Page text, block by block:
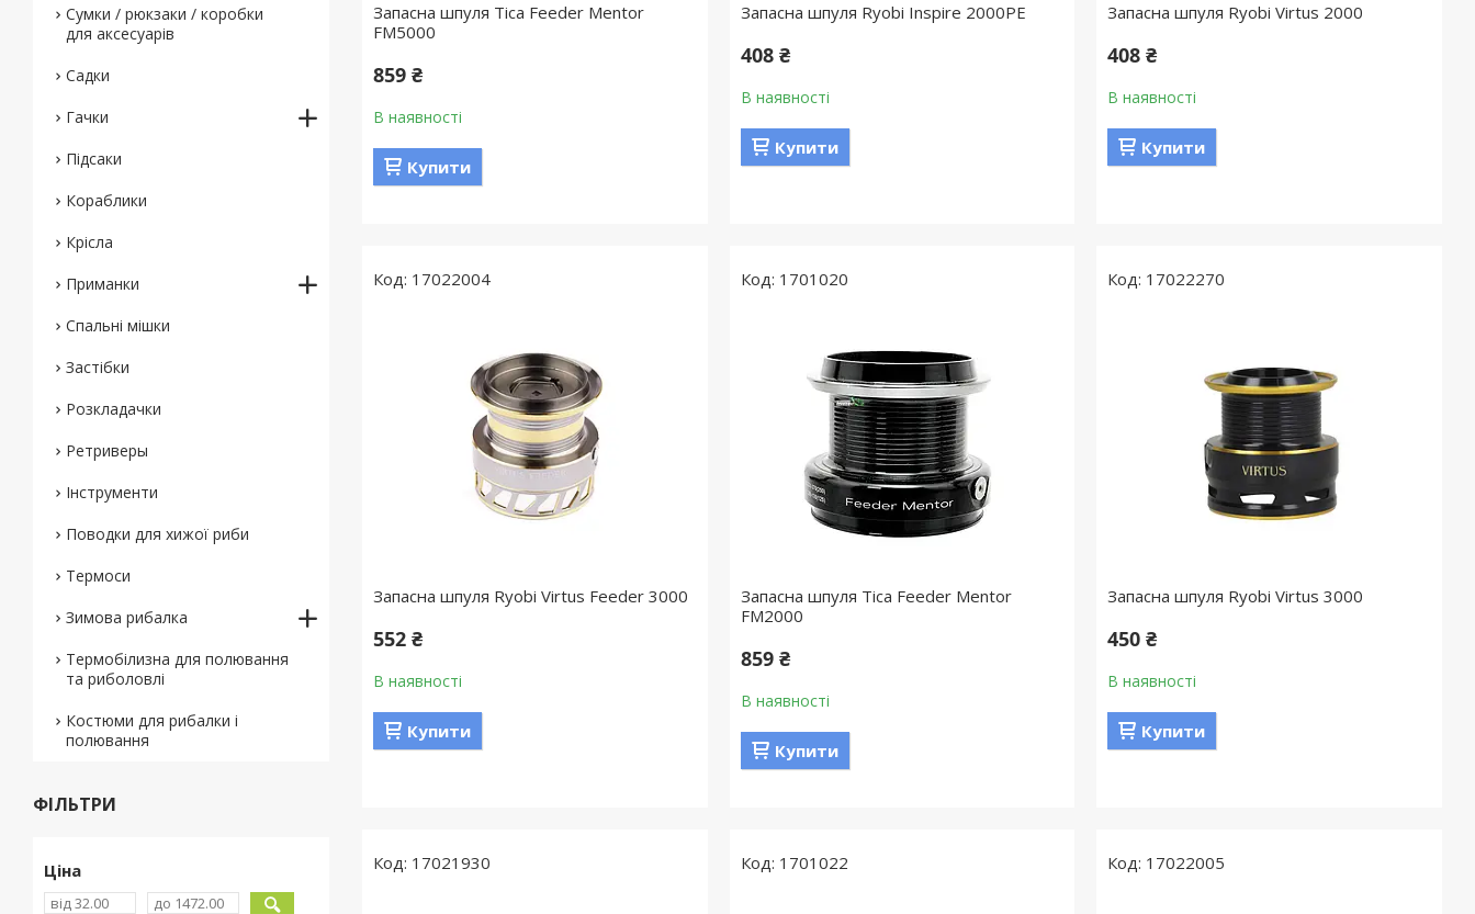
Запасна шпуля Tica Feeder Mentor
FM5000
859 ₴
В наявності
Купити
Запасна шпуля Ryobi Inspire 2000PE
408 ₴
В наявності
Купити
Запасна шпуля Ryobi Virtus 2000
408 ₴
В наявності
Купити
17022004
Запасна шпуля Ryobi Virtus Feeder 3000
552 ₴
В наявності
Купити
1701020
Запасна шпуля Tica Feeder Mentor
FM2000
859 ₴
В наявності
Купити
17022270
Запасна шпуля Ryobi Virtus 3000
450 ₴
В наявності
Купити
17021930 1701022 17022005
Сумки / рюкзаки / коробки
для аксесуарів
Садки
Гачки
Підсаки
Кораблики
Крісла
Приманки
Спальні мішки
Застібки
Розкладачки
Ретриверы
Інструменти
Поводки для хижої риби
Термоси
Зимова рибалка
Термобілизна для полювання
та риболовлі
Костюми для рибалки і
полювання
ФІЛЬТРИ
Ціна